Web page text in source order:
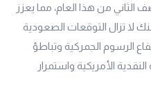
من هذا العام، مما يعزز
لا تزال التوقعات الصعودية
الرسوم الجمركية وتباطؤ
الأمريكية واستمرار